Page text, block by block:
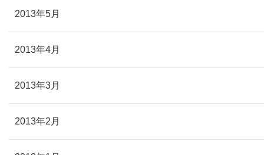
2013年5月
2013年4月
2013年3月
2013年2月